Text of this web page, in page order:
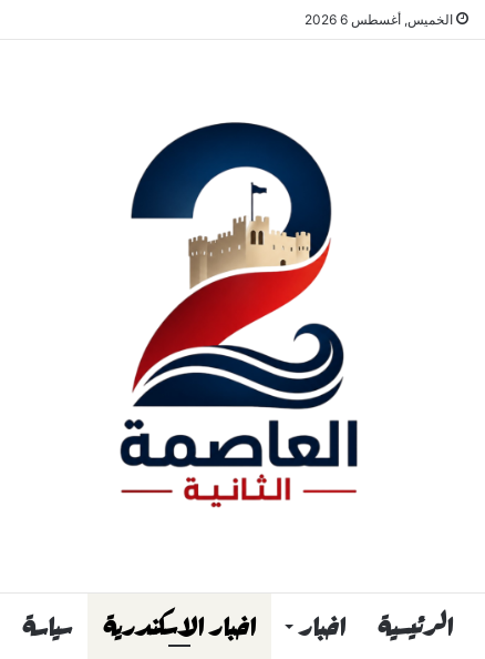
الخميس, أغسطس 6 2026
الرئيسية اخبار اخبار الاسكندرية سياسة